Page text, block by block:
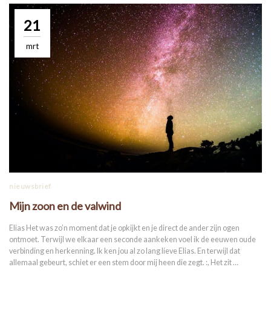
21
mrt
nieuwsbrief
Mijn zoon en de valwind
Elias Het was zo’n moment dat je opkijkt en je direct de ander zijn ogen
ontmoet. Terwijl we elkaar een seconde aankeken voel ik de eeuwen oude
verbinding en herkenning. Ik ken jou al zo lang lieve Elias. En terwijl dat
allemaal gebeurt, schiet er een stem door mij heen die zegt. :, Het zit …